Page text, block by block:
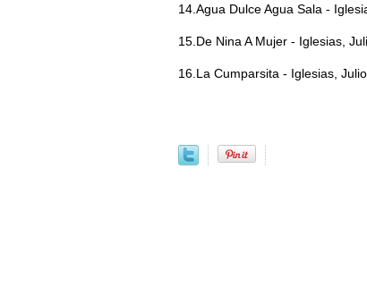
14.Agua Dulce Agua Sala -
15.De Nina A Mujer - Iglesias,
16.La Cumparsita - Iglesias,